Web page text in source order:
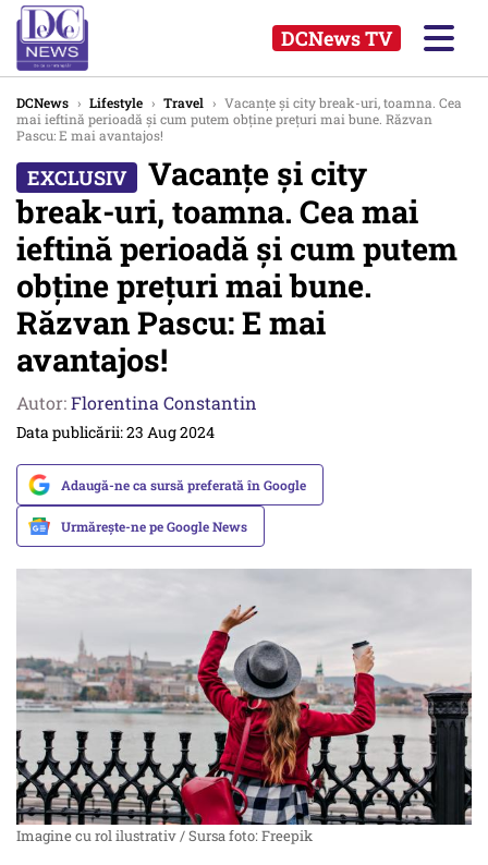
DCNews TV
DCNews › Lifestyle › Travel › Vacanțe și city break-uri, toamna. Cea
mai ieftină perioadă și cum putem obține prețuri mai bune. Răzvan
Pascu: E mai avantajos!
Vacanțe și city
break-uri, toamna. Cea mai
ieftină perioadă și cum putem
obține prețuri mai bune.
Răzvan Pascu: E mai
avantajos!
Autor:Florentina Constantin
Data publicării: 23 Aug 2024
Adaugă-ne ca sursă preferată în Google
Urmărește-ne pe Google News
Imagine cu rol ilustrativ / Sursa foto: Freepik